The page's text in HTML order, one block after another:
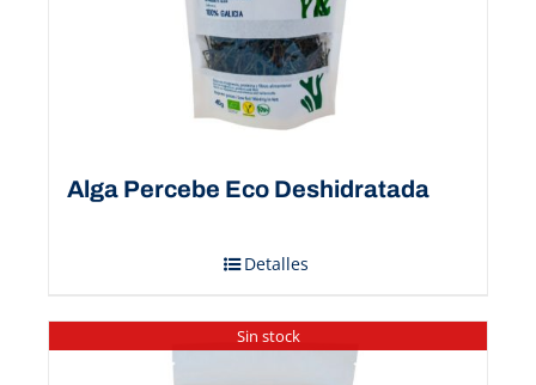
Alga Percebe Eco Deshidratada
Detalles
Sin stock